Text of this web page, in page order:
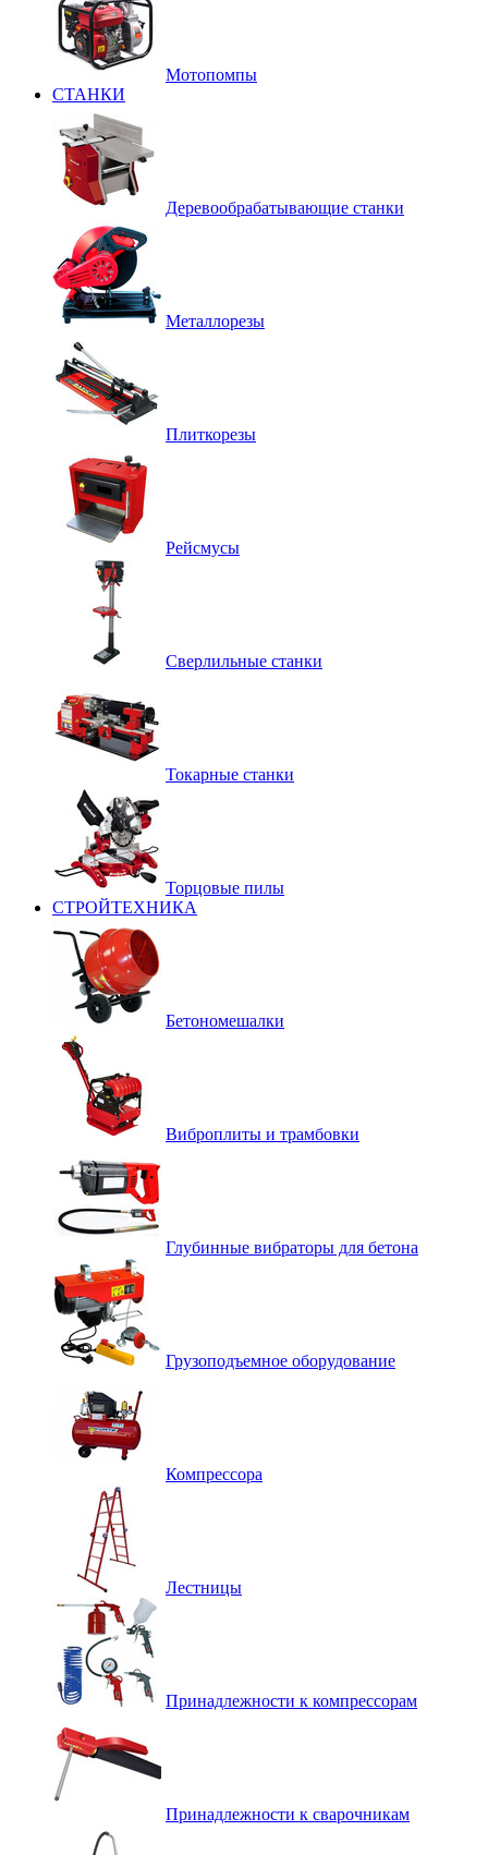
Мотопомпы
СТАНКИ
Деревообрабатывающие станки
Металлорезы
Плиткорезы
Рейсмусы
Сверлильные станки
Токарные станки
Торцовые пилы
СТРОЙТЕХНИКА
Бетономешалки
Виброплиты и трамбовки
Глубинные вибраторы для бетона
Грузоподъемное оборудование
Компрессора
Лестницы
Принадлежности к компрессорам
Принадлежности к сварочникам